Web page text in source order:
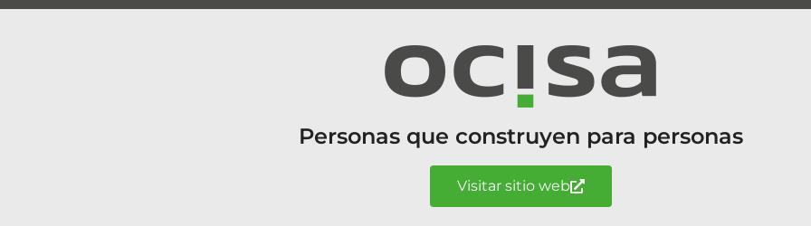
Personas que construyen para personas
Visitar sitio web